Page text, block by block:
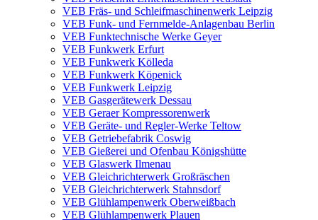
VEB Fräs- und Schleifmaschinenwerk Leipzig
VEB Funk- und Fernmelde-Anlagenbau Berlin
VEB Funktechnische Werke Geyer
VEB Funkwerk Erfurt
VEB Funkwerk Kölleda
VEB Funkwerk Köpenick
VEB Funkwerk Leipzig
VEB Gasgerätewerk Dessau
VEB Geraer Kompressorenwerk
VEB Geräte- und Regler-Werke Teltow
VEB Getriebefabrik Coswig
VEB Gießerei und Ofenbau Königshütte
VEB Glaswerk Ilmenau
VEB Gleichrichterwerk Großräschen
VEB Gleichrichterwerk Stahnsdorf
VEB Glühlampenwerk Oberweißbach
VEB Glühlampenwerk Plauen